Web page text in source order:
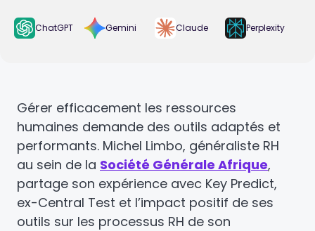
ChatGPT Gemini Claude Perplexity
Gérer efficacement les ressources
humaines demande des outils adaptés et
performants. Michel Limbo, généraliste RH
au sein de la Société Générale Afrique,
partage son expérience avec Key Predict,
ex-Central Test et l’impact positif de ses
outils sur les processus RH de son